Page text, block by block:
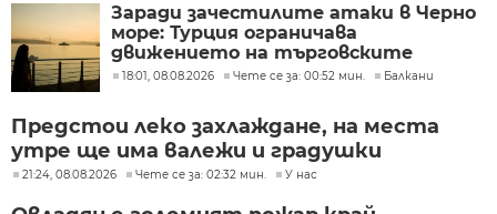
Заради зачестилите атаки в Черно
море: Турция ограничава
движението на търговските
кораби
18:01, 08.08.2026 Чете се за: 00:52 мин. Балкани
Предстои леко захлаждане, на места
утре ще има валежи и градушки
21:24, 08.08.2026 Чете се за: 02:32 мин. У нас